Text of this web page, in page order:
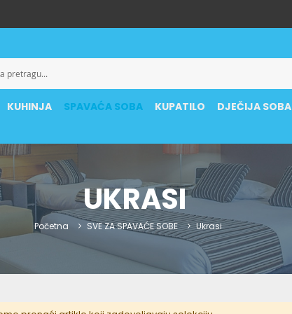
KUHINJA SPAVAĆA SOBA KUPATILO DJEČIJA SOBA
UKRASI
Početna SVE ZA SPAVAĆE SOBE Ukrasi